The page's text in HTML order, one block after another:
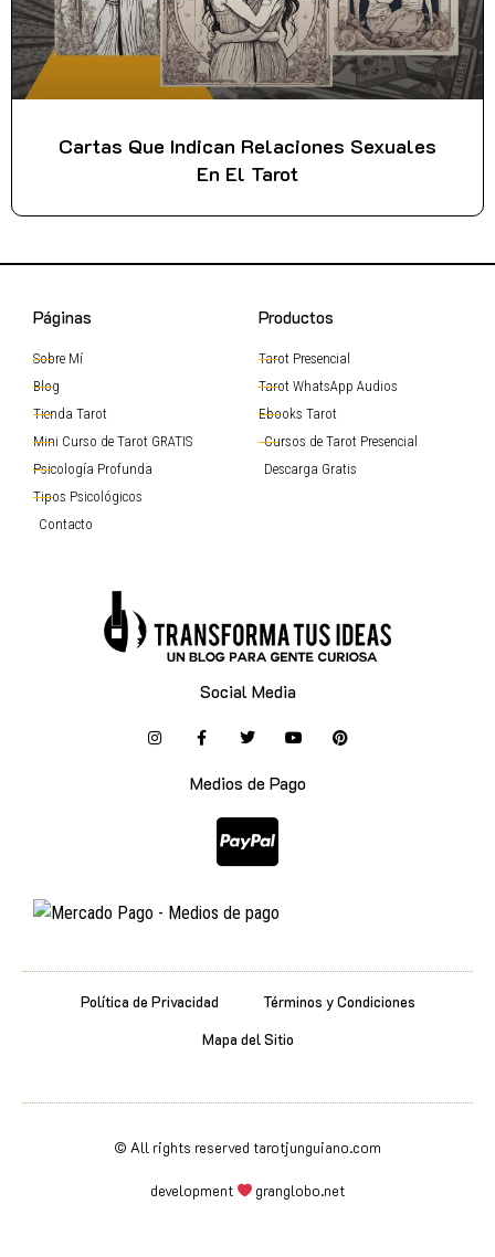
Cartas Que Indican Relaciones Sexuales
En El Tarot
Páginas
Sobre Mí
Blog
Tienda Tarot
Mini Curso de Tarot GRATIS
Psicología Profunda
Tipos Psicológicos
Contacto
Productos
Tarot Presencial
Tarot WhatsApp Audios
Ebooks Tarot
Cursos de Tarot Presencial
Descarga Gratis
Social Media
Medios de Pago
Política de Privacidad
Términos y Condiciones
Mapa del Sitio
© All rights reserved tarotjunguiano.com
development granglobo.net